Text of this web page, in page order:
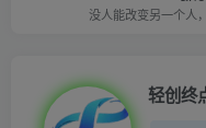
没人能改变另一个人
轻创终